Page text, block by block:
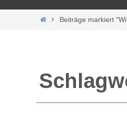
HomeBeiträge markiert